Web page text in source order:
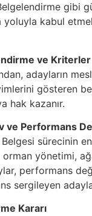
gibi
kabul
ve Kriterler
adayların
gösteren
hak kazanır.
ve Performans
sürecinin
orman yönetimi,
performans
sergileyen
Kararı